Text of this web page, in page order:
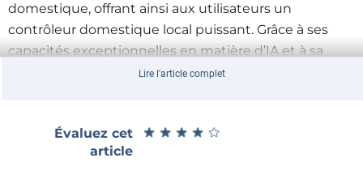
domestique, offrant ainsi aux utilisateurs un
contrôleur domestique local puissant. Grâce à ses
capacités exceptionnelles en matière d’IA et à sa
faible consommation d’énergie, l’ESP32-S3-BOX-3 est
La plateforme cloud AIoT d’Espressif, ESP RainMaker,
est compatible avec l’ESP32-S3-BOX-3 pour la
Lire l'article complet
Évaluez cet
article
★ ★ ★ ★ ★
★ ★ ★ ★ ★